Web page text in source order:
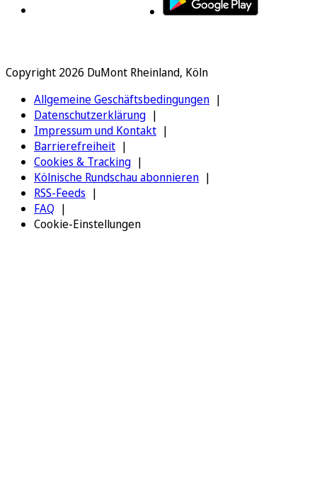
Copyright 2026 DuMont Rheinland, Köln
Allgemeine Geschäftsbedingungen
Datenschutzerklärung
Impressum und Kontakt
Barrierefreiheit
Cookies & Tracking
Kölnische Rundschau abonnieren
RSS-Feeds
FAQ
Cookie-Einstellungen